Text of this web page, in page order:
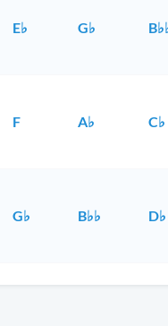
E♭ G♭
F A♭ C♭
G♭ B♭♭ D♭